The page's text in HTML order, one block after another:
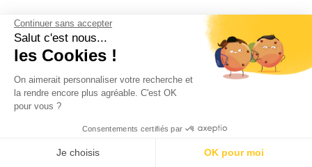
Continuer sans accepter
Salut c'est nous...
les Cookies !
On aimerait personnaliser votre recherche et
la rendre encore plus agréable. C'est OK
pour vous ?
Consentements certifiés par
Je choisis OK pour moi